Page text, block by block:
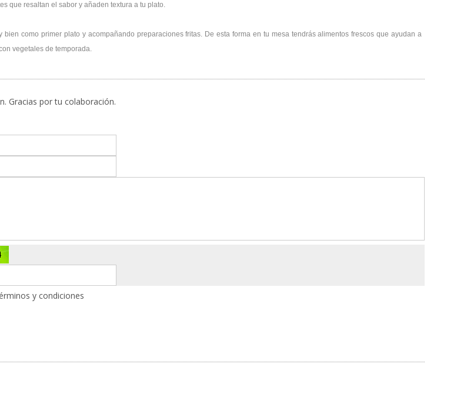
que resaltan el sabor y añaden textura a tu plato.
como primer plato y acompañando preparaciones fritas. De esta forma en tu mesa tendrás alimentos frescos que ayudan a
vegetales de temporada.
Gracias por tu colaboración.
y condiciones